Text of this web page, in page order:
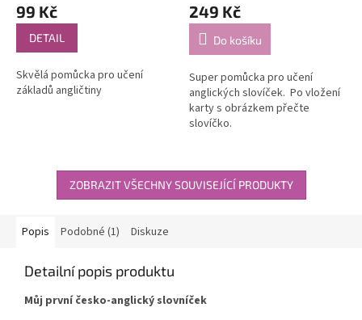
99 Kč
DETAIL
Skvělá pomůcka pro učení
základů angličtiny
249 Kč
Do košíku
Super pomůcka pro učení
anglických slovíček. Po vložení
karty s obrázkem přečte
slovíčko.
ZOBRAZIT VŠECHNY SOUVISEJÍCÍ PRODUKTY
Popis Podobné (1) Diskuze
Detailní popis produktu
Můj první česko-anglický slovníček